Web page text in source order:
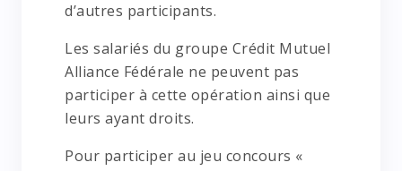
d’autres participants.
Les salariés du groupe Crédit Mutuel
Alliance Fédérale ne peuvent pas
participer à cette opération ainsi que
leurs ayant droits.
Pour participer au jeu concours «